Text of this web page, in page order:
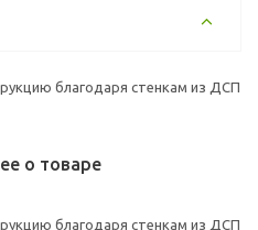
благодаря стенкам из ДСП
о товаре
благодаря стенкам из ДСП